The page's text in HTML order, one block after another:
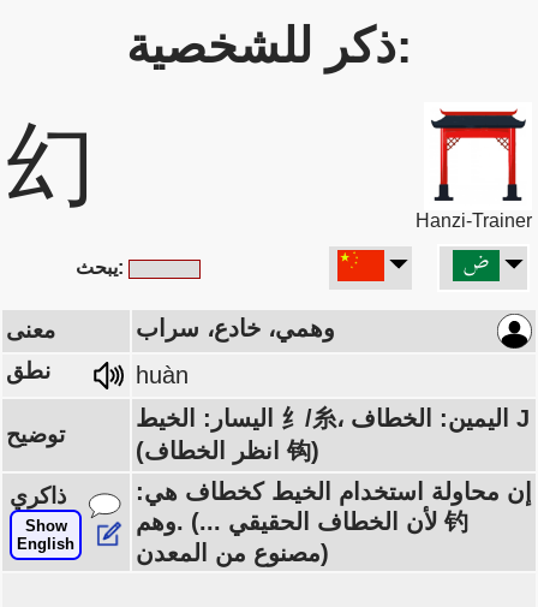
ذكر للشخصية:
幻
Hanzi-Trainer
يبحث:
معنى وهمي، خادع، سراب
نطق huàn
توضيح
اليسار: الخيط 纟/糸، اليمين: الخطاف J
(انظر الخطاف 钩)
ذاكري
Show
English
إن محاولة استخدام الخيط كخطاف هي:
وهم. (... لأن الخطاف الحقيقي 钓
مصنوع من المعدن)